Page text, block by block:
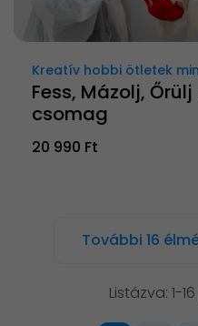
Kreatív hobbi ötletek
Fess, Mázolj,
csomag
20 990 Ft
További 16
Listázva: 1-